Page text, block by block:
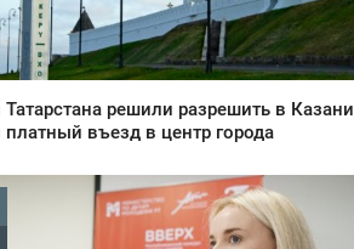
Татарстана решили разрешить в Казани
платный въезд в центр города